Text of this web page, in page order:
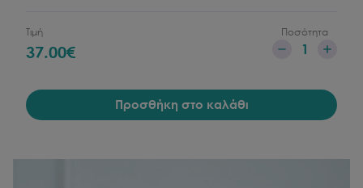
Τιμή
37.00€
Ποσότητα
1
Προσθήκη στο καλάθι